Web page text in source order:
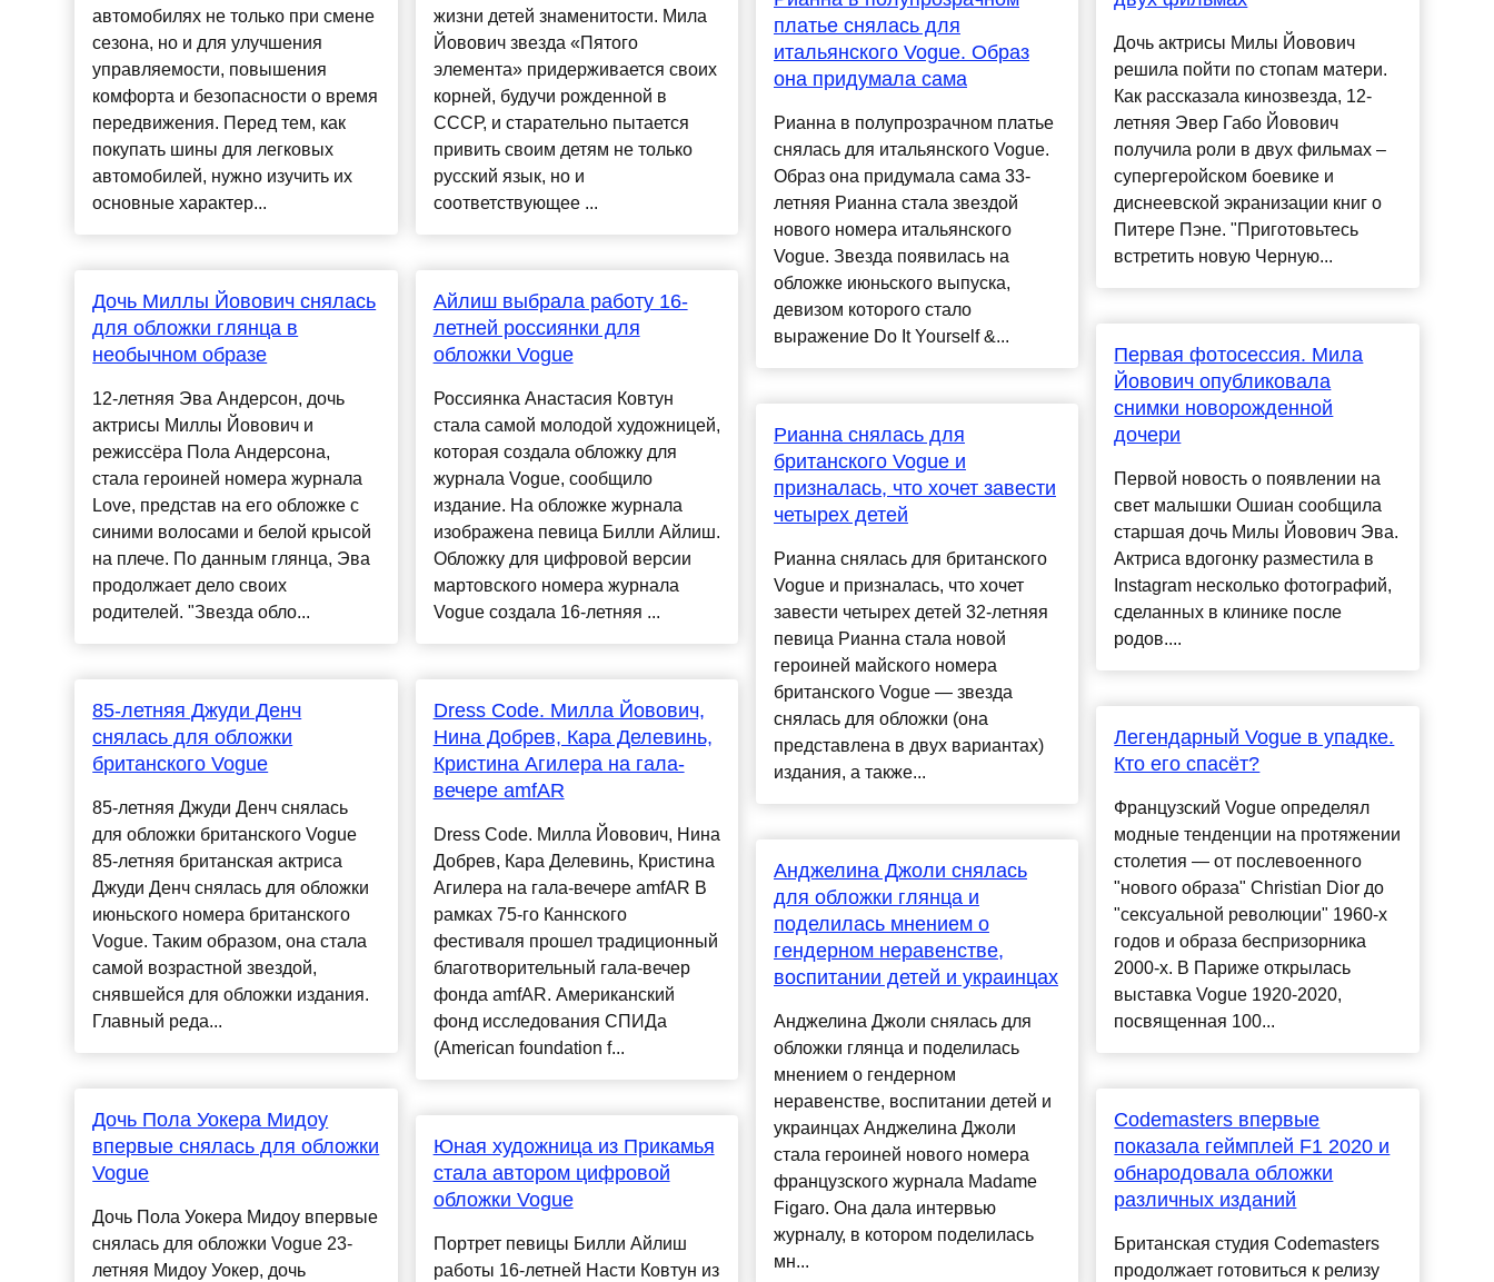
автомобилях не только при смене
сезона, но и для улучшения
управляемости, повышения
комфорта и безопасности о время
передвижения. Перед тем, как
покупать шины для легковых
автомобилей, нужно изучить их
основные характер...
Дочь Миллы Йовович снялась
для обложки глянца в
необычном образе
12-летняя Эва Андерсон, дочь
актрисы Миллы Йовович и
режиссёра Пола Андерсона,
стала героиней номера журнала
Love, представ на его обложке с
синими волосами и белой крысой
на плече. По данным глянца, Эва
продолжает дело своих
родителей. "Звезда обло...
85-летняя Джуди Денч
снялась для обложки
британского Vogue
85-летняя Джуди Денч снялась
для обложки британского Vogue
85-летняя британская актриса
Джуди Денч снялась для обложки
июньского номера британского
Vogue. Таким образом, она стала
самой возрастной звездой,
снявшейся для обложки издания.
Главный реда...
Дочь Пола Уокера Мидоу
впервые снялась для обложки
Vogue
Дочь Пола Уокера Мидоу впервые
снялась для обложки Vogue 23-
летняя Мидоу Уокер, дочь
жизни детей знаменитости. Мила
Йовович звезда «Пятого
элемента» придерживается своих
корней, будучи рожденной в
СССР, и старательно пытается
привить своим детям не только
русский язык, но и
соответствующее ...
Айлиш выбрала работу 16-
летней россиянки для
обложки Vogue
Россиянка Анастасия Ковтун
стала самой молодой художницей,
которая создала обложку для
журнала Vogue, сообщило
издание. На обложке журнала
изображена певица Билли Айлиш.
Обложку для цифровой версии
мартовского номера журнала
Vogue создала 16-летняя ...
Dress Code. Милла Йовович,
Нина Добрев, Кара Делевинь,
Кристина Агилера на гала-
вечере amfAR
Dress Code. Милла Йовович, Нина
Добрев, Кара Делевинь, Кристина
Агилера на гала-вечере amfAR В
рамках 75-го Каннского
фестиваля прошел традиционный
благотворительный гала-вечер
фонда amfAR. Американский
фонд исследования СПИДа
(American foundation f...
Юная художница из Прикамья
стала автором цифровой
обложки Vogue
Портрет певицы Билли Айлиш
работы 16-летней Насти Ковтун из
платье снялась для
итальянского Vogue. Образ
она придумала сама
Рианна в полупрозрачном платье
снялась для итальянского Vogue.
Образ она придумала сама 33-
летняя Рианна стала звездой
нового номера итальянского
Vogue. Звезда появилась на
обложке июньского выпуска,
девизом которого стало
выражение Do It Yourself &...
Рианна снялась для
британского Vogue и
призналась, что хочет завести
четырех детей
Рианна снялась для британского
Vogue и призналась, что хочет
завести четырех детей 32-летняя
певица Рианна стала новой
героиней майского номера
британского Vogue — звезда
снялась для обложки (она
представлена в двух вариантах)
издания, а также...
Анджелина Джоли снялась
для обложки глянца и
поделилась мнением о
гендерном неравенстве,
воспитании детей и украинцах
Анджелина Джоли снялась для
обложки глянца и поделилась
мнением о гендерном
неравенстве, воспитании детей и
украинцах Анджелина Джоли
стала героиней нового номера
французского журнала Madame
Figaro. Она дала интервью
журналу, в котором поделилась
мн...
Дочь актрисы Милы Йовович
решила пойти по стопам матери.
Как рассказала кинозвезда, 12-
летняя Эвер Габо Йовович
получила роли в двух фильмах –
супергеройском боевике и
диснеевской экранизации книг о
Питере Пэне. "Приготовьтесь
встретить новую Черную...
Первая фотосессия. Мила
Йовович опубликовала
снимки новорожденной
дочери
Первой новость о появлении на
свет малышки Ошиан сообщила
старшая дочь Милы Йовович Эва.
Актриса вдогонку разместила в
Instagram несколько фотографий,
сделанных в клинике после
родов....
Легендарный Vogue в упадке.
Кто его спасёт?
Французский Vogue определял
модные тенденции на протяжении
столетия — от послевоенного
"нового образа" Christian Dior до
"сексуальной революции" 1960-х
годов и образа беспризорника
2000-х. В Париже открылась
выставка Vogue 1920-2020,
посвященная 100...
Codemasters впервые
показала геймплей F1 2020 и
обнародовала обложки
различных изданий
Британская студия Codemasters
продолжает готовиться к релизу